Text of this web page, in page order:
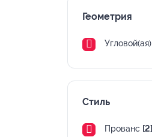
Геометрия
Угловой(ая)
Стиль
Прованс [2]